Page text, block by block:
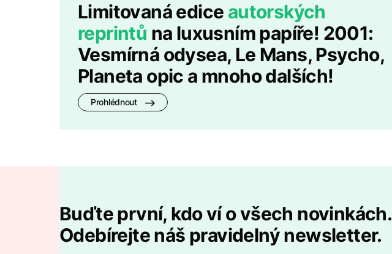
Limitovaná edice autorských
reprintů na luxusním papíře! 2001:
Vesmírná odysea, Le Mans, Psycho,
Planeta opic a mnoho dalších!
Prohlédnout
Buďte první, kdo ví o všech novinkách.
Odebírejte náš pravidelný newsletter.